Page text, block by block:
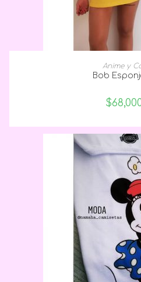
SELECCIONAR
Anime y
Bob
$